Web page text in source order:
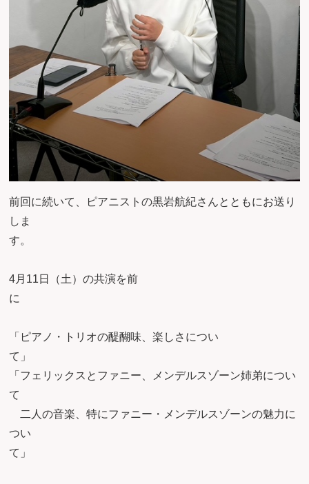
前回に続いて、ピアニストの黒岩航紀さんとともにお送り
しま
す。
4月11日（土）の共演を前
「ピアノ・トリオの醍醐味、楽しさについ
て
「フェリックスとファニー、メンデルスゾーン姉弟につい
二人の音楽、特にファニー・メンデルスゾーンの魅力に
つい
て